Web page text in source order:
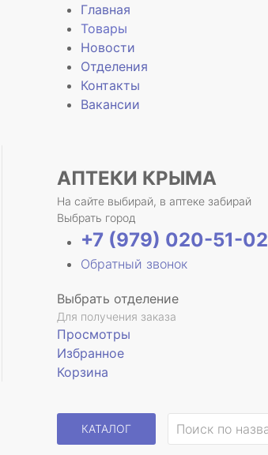
Главная
Товары
Новости
Отделения
Контакты
Вакансии
АПТЕКИ КРЫМА
На сайте выбирай, в аптеке забирай
Выбрать город
+7 (979) 020-51-02
Обратный звонок
Выбрать отделение
Для получения заказа
Просмотры
Избранное
Корзина
КАТАЛОГ